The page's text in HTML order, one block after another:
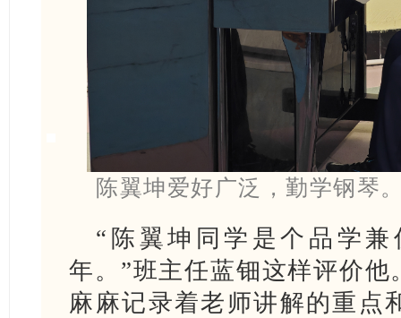
陈翼坤爱好广泛，勤学钢琴
“陈翼坤同学是个品学
年。”班主任蓝钿这样评价
麻麻记录着老师讲解的重点